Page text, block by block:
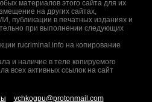
материалов этого сайта для их
на других сайтах,
публикации в печатных изданиях и
при выполнении следующих
rucriminal.info на копирование
и наличие в теле копируемого
всех активных ссылок на сайт
vchkogpu@protonmail.com